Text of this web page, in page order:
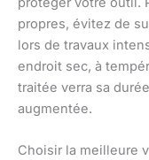
propres, évitez de
lors de travaux
endroit sec, à
traitée verra sa
augmentée.
Choisir la meilleure